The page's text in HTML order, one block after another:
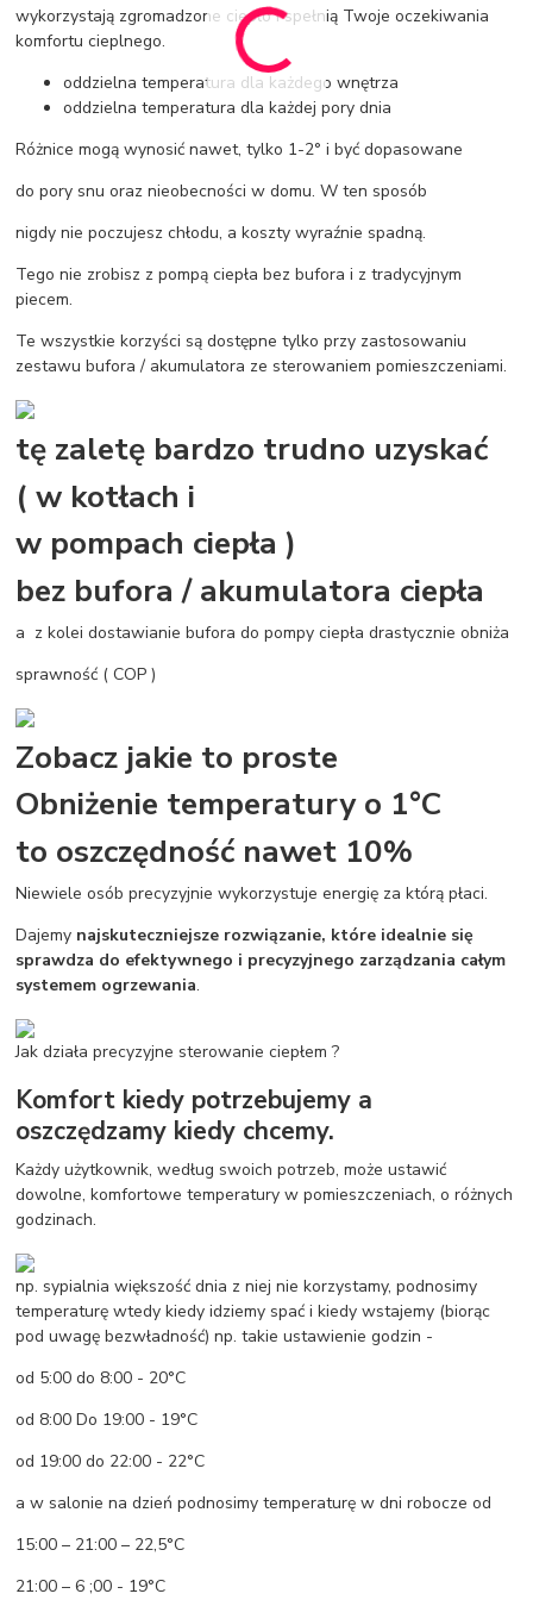
wykorzystają zgromadzone ciepło i spełnią Twoje oczekiwania
komfortu cieplnego.
oddzielna temperatura dla każdego wnętrza
oddzielna temperatura dla każdej pory dnia
Różnice mogą wynosić nawet, tylko 1-2° i być dopasowane
do pory snu oraz nieobecności w domu. W ten sposób
nigdy nie poczujesz chłodu, a koszty wyraźnie spadną.
Tego nie zrobisz z pompą ciepła bez bufora i z tradycyjnym
piecem.
Te wszystkie korzyści są dostępne tylko przy zastosowaniu
zestawu bufora / akumulatora ze sterowaniem pomieszczeniami.
tę zaletę bardzo trudno uzyskać
( w kotłach i
w pompach ciepła )
bez bufora / akumulatora ciepła
a z kolei dostawianie bufora do pompy ciepła drastycznie obniża
sprawność ( COP )
Zobacz jakie to proste
Obniżenie temperatury o 1°C
to oszczędność nawet 10%
Niewiele osób precyzyjnie wykorzystuje energię za którą płaci.
Dajemy najskuteczniejsze rozwiązanie, które idealnie się
sprawdza do efektywnego i precyzyjnego zarządzania całym
systemem ogrzewania.
Jak działa precyzyjne sterowanie ciepłem ?
Komfort kiedy potrzebujemy a
oszczędzamy kiedy chcemy.
Każdy użytkownik, według swoich potrzeb, może ustawić
dowolne, komfortowe temperatury w pomieszczeniach, o różnych
godzinach.
np. sypialnia większość dnia z niej nie korzystamy, podnosimy
temperaturę wtedy kiedy idziemy spać i kiedy wstajemy (biorąc
pod uwagę bezwładność) np. takie ustawienie godzin -
od 5:00 do 8:00 - 20°C
od 8:00 Do 19:00 - 19°C
od 19:00 do 22:00 - 22°C
a w salonie na dzień podnosimy temperaturę w dni robocze od
15:00 – 21:00 – 22,5°C
21:00 – 6 ;00 - 19°C